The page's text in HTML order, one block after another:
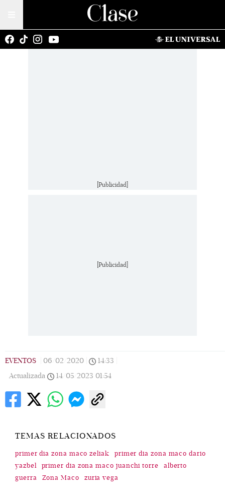
[Publicidad]
[Publicidad]
EVENTOS 06/02/2020 14:33
Actualizada
14/05/2023 01:54
TEMAS RELACIONADOS
primer dia zona maco zeliak
primer dia zona maco dario
yazbel
primer dia zona maco juanchi torre
alberto
guerra
Zona Maco zuria vega